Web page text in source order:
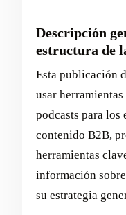
Descripción
estructura de
Esta publicación
usar
podcasts para los
contenido B2B,
herramientas
información
su estrategia